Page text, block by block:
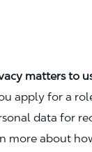
matters to
apply for a
data for
more about